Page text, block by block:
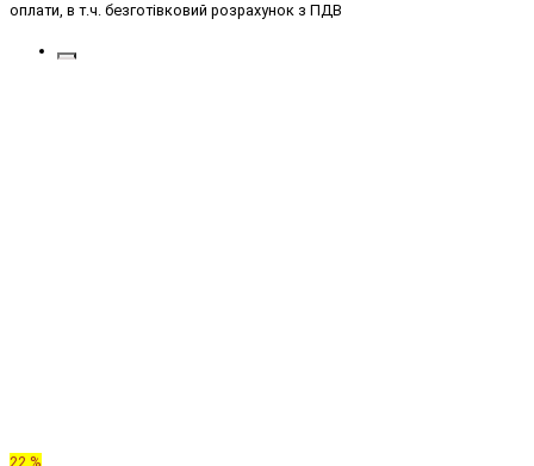
оплати, в т.ч. безготівковий розрахунок з ПДВ
22 %